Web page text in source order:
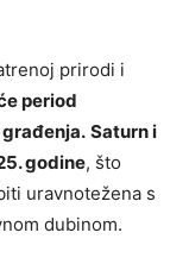
prirodi i
period
Saturn i
godine, što
uravnotežena s
dubinom.